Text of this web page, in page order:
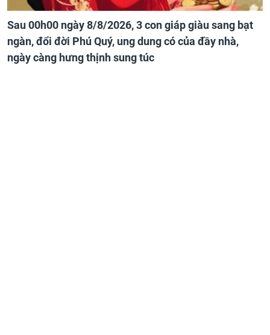
Sau 00h00 ngày 8/8/2026, 3 con giáp giàu sang bạt
ngàn, đổi đời Phú Quý, ung dung có của đầy nhà,
ngày càng hưng thịnh sung túc